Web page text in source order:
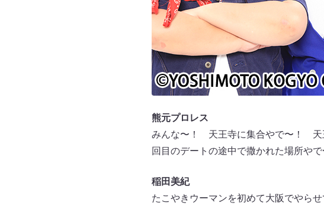
熊元プロレス
みんな〜！ 天王寺に集合やで〜！ 天
回目のデートの途中で撒かれた場所や
稲田美紀
たこやきウーマンを初めて大阪でやら